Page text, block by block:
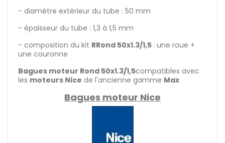
- diamètre extérieur du tube : 50 mm
- épaisseur du tube : 1,3 à 1,5 mm
- composition du kit RRond 50x1.3/1,5 : une roue +
une couronne
Bagues moteur Rond 50x1.3/1,5compatibles avec
les moteurs Nice de l'ancienne gamme Max
Bagues moteur Nice